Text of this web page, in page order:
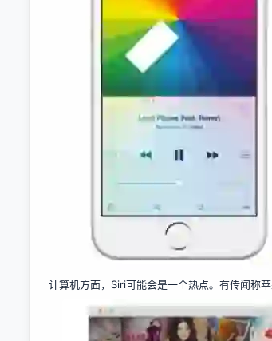
计算机方面，Siri可能会是一个热点。有传闻称